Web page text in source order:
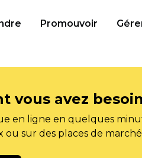
Promouvoir
vous avez
en ligne en quelques
ou sur des places de